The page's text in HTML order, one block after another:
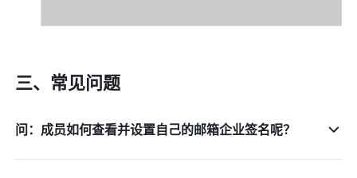
三、常见问题
问：成员如何查看并设置自己的邮箱企业签名呢？